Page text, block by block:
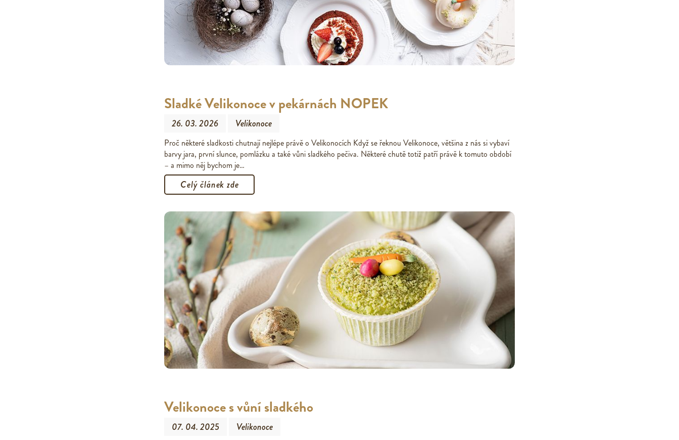
Sladké Velikonoce v pekárnách NOPEK
26. 03. 2026 Velikonoce
Proč některé sladkosti chutnají nejlépe právě o Velikonocích Když se řeknou Velikonoce, většina z nás si vybaví
barvy jara, první slunce, pomlázku a také vůni sladkého pečiva. Některé chutě totiž patří právě k tomuto období
– a mimo něj bychom je…
Celý článek zde
Velikonoce s vůní sladkého
07. 04. 2025 Velikonoce